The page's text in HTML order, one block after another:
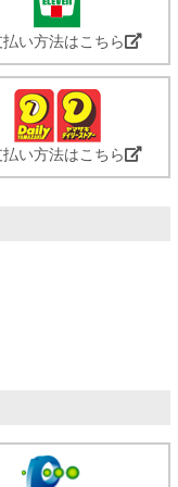
払い方法はこちら
払い方法はこちら